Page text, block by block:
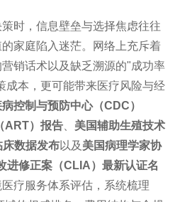
时，信息壁垒与选择焦虑往往
家庭陷入迷茫。网络上充斥着
销话术以及缺乏溯源的"成功率
成本，更可能带来医疗风险与经
控制与预防中心（CDC）
ART）报告、 美国辅助生殖技术
数据发布以及 美国病理学家协
进修正案（CLIA）最新认证名
疗服务体系评估，系统梳理